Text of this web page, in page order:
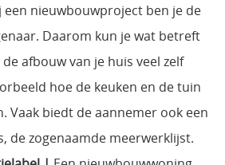
een nieuwbouwproject ben je de
Daarom kun je wat betreft
afbouw van je huis veel zelf
hoe de keuken en de tuin
Vaak biedt de aannemer ook een
de zogenaamde meerwerklijst.